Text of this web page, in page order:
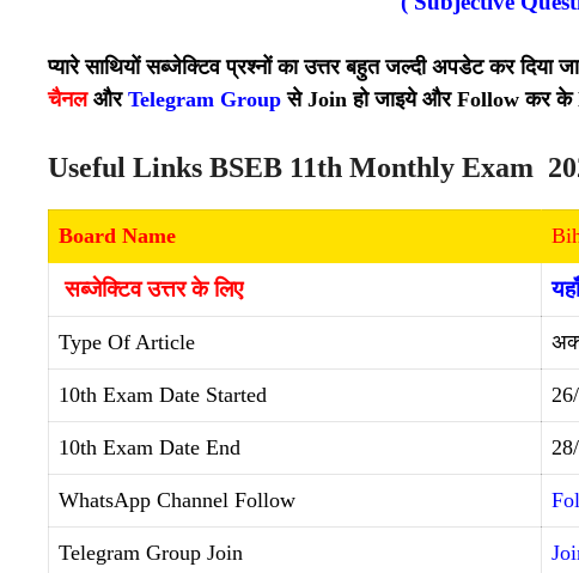
प्यारे साथियों सब्जेक्टिव प्रश्नों का उत्तर बहुत जल्दी अपडेट कर
चैनल और Telegram Group से Join हो जाइये और Follow कर
Useful Links BSEB 11th Monthly Exam
Board Name
सब्जेक्टिव उत्तर के लिए
Type Of Article
10th Exam Date Started
10th Exam Date End
WhatsApp Channel Follow
Telegram Group Join